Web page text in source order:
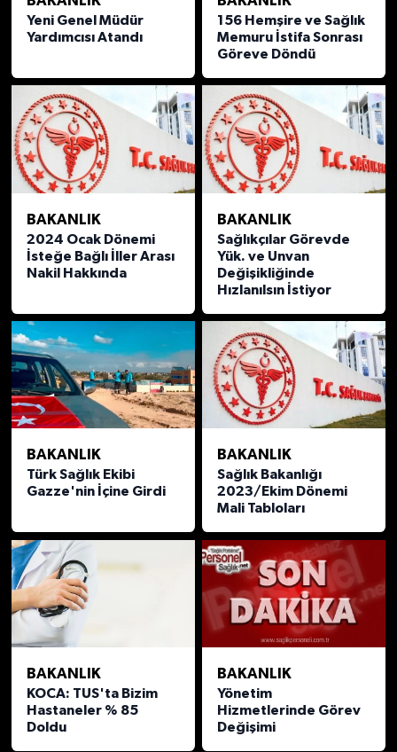
Yeni Genel Müdür
Yardımcısı Atandı
156 Hemşire ve Sağlık
Memuru İstifa Sonrası
Göreve Döndü
BAKANLIK
2024 Ocak Dönemi
İsteğe Bağlı İller Arası
Nakil Hakkında
BAKANLIK
Sağlıkçılar Görevde
Yük. ve Unvan
Değişikliğinde
Hızlanılsın İstiyor
BAKANLIK
Türk Sağlık Ekibi
Gazze'nin İçine Girdi
BAKANLIK
Sağlık Bakanlığı
2023/Ekim Dönemi
Mali Tabloları
BAKANLIK
KOCA: TUS'ta Bizim
Hastaneler % 85
Doldu
BAKANLIK
Yönetim
Hizmetlerinde Görev
Değişimi